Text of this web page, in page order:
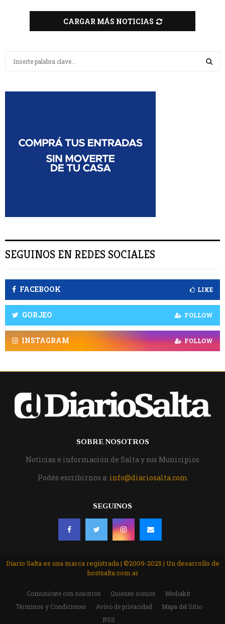
CARGAR MÁS NOTICIAS
SEGUINOS EN REDES SOCIALES
FACEBOOK LIKE
GORJEO FOLLOW
INSTAGRAM FOLLOW
SOBRE NOSOTROS
Noticias e información de Salta y sus Municipios
Podés escribirnos a: info@diariosalta.com
SEGUINOS
Diario Salta es una marca registrada | ©2009-2025 | Un desarrollo de
hostsalta.com.ar
Comunicate con nosotros Quienes somos
Mediakit
Términos y Condiciones
Aviso de privacidad
Mapa del Sitio
RSS